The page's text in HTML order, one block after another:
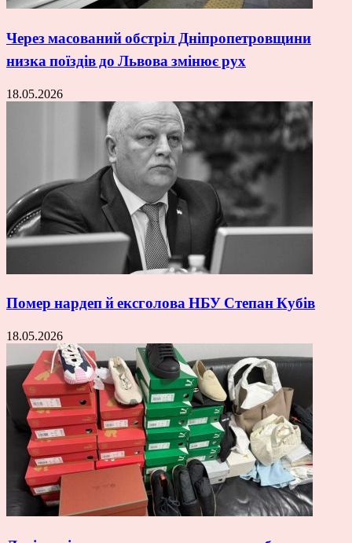
Через масований обстріл Дніпропетровщини
низка поїздів до Львова змінює рух
18.05.2026
Помер нардеп й ексголова НБУ Степан Кубів
18.05.2026